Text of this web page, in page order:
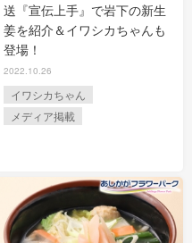
送『宣伝上手』で岩下の新生
姜を紹介＆イワシカちゃんも
登場！
2022.10.26
イワシカちゃん
メディア掲載